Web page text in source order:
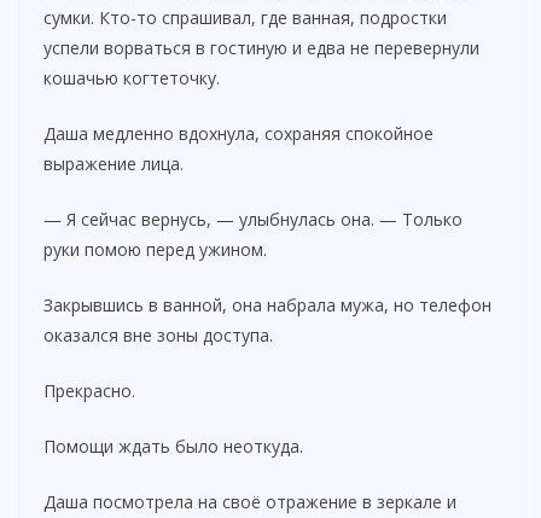
сумки. Кто-то спрашивал, где ванная, подростки
успели ворваться в гостиную и едва не перевернули
кошачью когтеточку.
Даша медленно вдохнула, сохраняя спокойное
выражение лица.
— Я сейчас вернусь, — улыбнулась она. — Только
руки помою перед ужином.
Закрывшись в ванной, она набрала мужа, но телефон
оказался вне зоны доступа.
Прекрасно.
Помощи ждать было неоткуда.
Даша посмотрела на своё отражение в зеркале и